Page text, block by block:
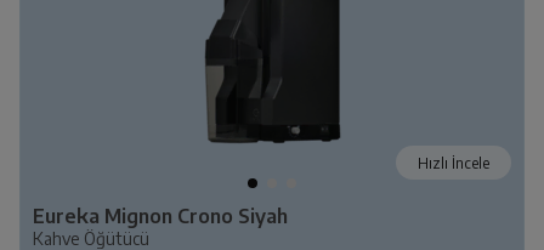
Hızlı İncele
Eureka Mignon Crono Siyah
Kahve Öğütücü